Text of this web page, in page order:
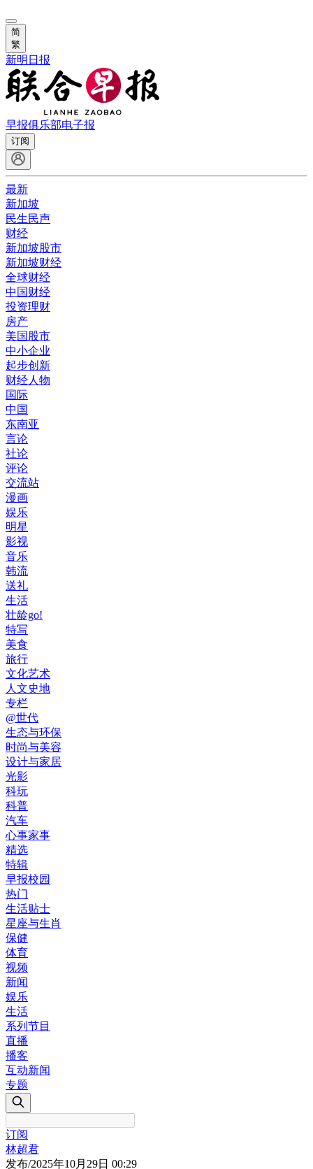
简
繁
新明日报
早报俱乐部电子报
订阅
最新
新加坡
民生民声
财经
新加坡股市
新加坡财经
全球财经
中国财经
投资理财
房产
美国股市
中小企业
起步创新
财经人物
国际
中国
东南亚
言论
社论
评论
交流站
漫画
娱乐
明星
影视
音乐
韩流
送礼
生活
壮龄go!
特写
美食
旅行
文化艺术
人文史地
专栏
@世代
生态与环保
时尚与美容
设计与家居
光影
科玩
科普
汽车
心事家事
精选
特辑
早报校园
热门
生活贴士
星座与生肖
保健
体育
视频
新闻
娱乐
生活
系列节目
直播
播客
互动新闻
专题
订阅
林超君
发布/2025年10月29日 00:29